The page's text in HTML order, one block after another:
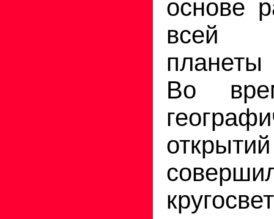
основе
всей
Во